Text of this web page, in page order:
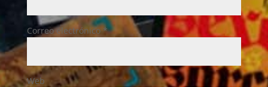
Correo electrónico*
Web